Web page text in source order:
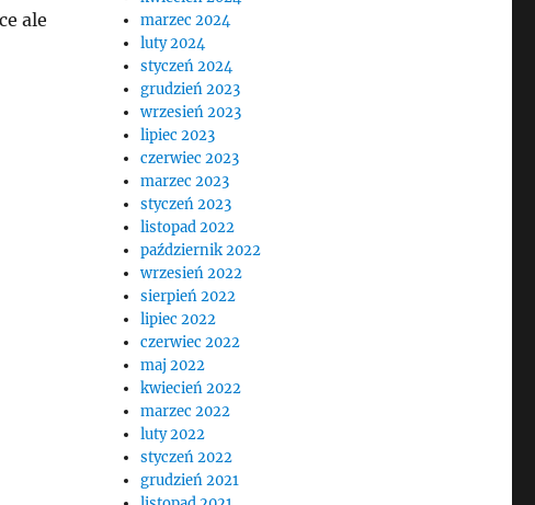
ale
marzec 2024
luty 2024
styczeń 2024
grudzień 2023
wrzesień 2023
lipiec 2023
czerwiec 2023
marzec 2023
styczeń 2023
listopad 2022
październik 2022
wrzesień 2022
sierpień 2022
lipiec 2022
czerwiec 2022
maj 2022
kwiecień 2022
marzec 2022
luty 2022
styczeń 2022
grudzień 2021